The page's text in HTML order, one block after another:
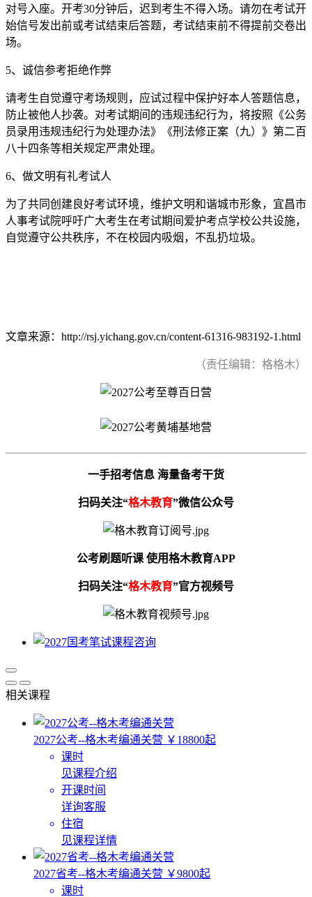
对号入座。开考30分钟后，迟到考生不得入场。请勿在考试开
始信号发出前或考试结束后答题，考试结束前不得提前交卷出
场。
5、诚信参考拒绝作弊
请考生自觉遵守考场规则，应试过程中保护好本人答题信息，
防止被他人抄袭。对考试期间的违规违纪行为，将按照《公务
员录用违规违纪行为处理办法》《刑法修正案（九）》第二百
八十四条等相关规定严肃处理。
6、做文明有礼考试人
为了共同创建良好考试环境，维护文明和谐城市形象，宜昌市
人事考试院呼吁广大考生在考试期间爱护考点学校公共设施，
自觉遵守公共秩序，不在校园内吸烟，不乱扔垃圾。
文章来源：http://rsj.yichang.gov.cn/content-61316-983192-1.html
（责任编辑：格格木）
一手招考信息 海量备考干货
扫码关注“格木教育”微信公众号
公考刷题听课 使用格木教育APP
扫码关注“格木教育”官方视频号
相关课程
2027公考--格木考编通关营 ￥18800起
课时
见课程介绍
开课时间
详询客服
住宿
见课程详情
2027省考--格木考编通关营 ￥9800起
课时